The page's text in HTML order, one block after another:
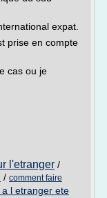
expat.
prise en compte
cas ou je
l'etranger /
/ comment faire
l etranger ete